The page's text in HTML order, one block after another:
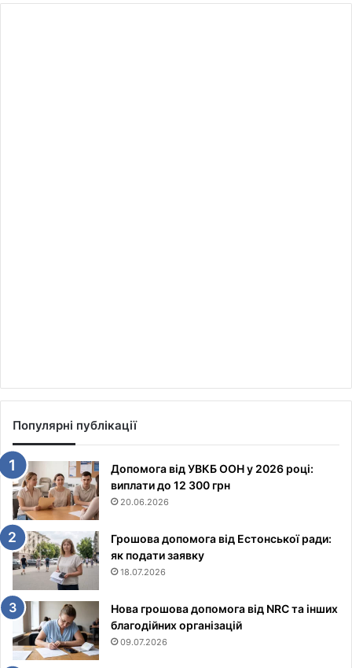
Популярні публікації
Допомога від УВКБ ООН у 2026 році:
виплати до 12 300 грн
20.06.2026
Грошова допомога від Естонської ради:
як подати заявку
18.07.2026
Нова грошова допомога від NRC та інших
благодійних організацій
09.07.2026